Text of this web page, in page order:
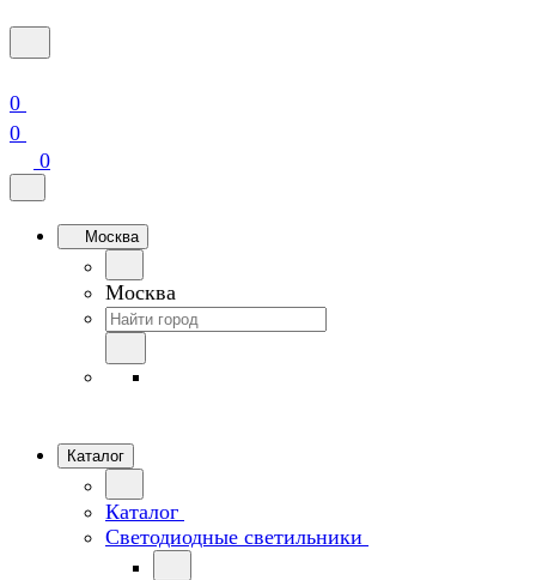
0
0
0
Москва
Москва
Каталог
Каталог
Светодиодные светильники